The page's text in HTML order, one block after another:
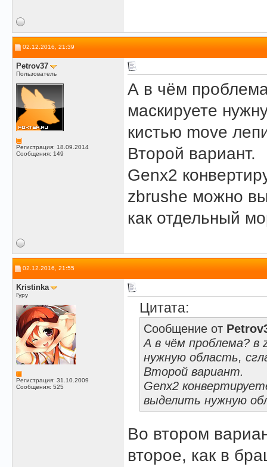
02.12.2016, 21:39
Petrov37
Пользователь
Регистрация: 18.09.2014
Сообщения: 149
А в чём
маскируете
кистью move
Второй вариант.
Genx2
zbrushе можно
как отдельный
02.12.2016, 21:55
Kristinka
Гуру
Регистрация: 31.10.2009
Сообщения: 525
Цитата:
Сообщение от
А в чём проблема? в
нужную область,
Второй вариант.
Genx2
выделить нужную
Во втором
второе, как в